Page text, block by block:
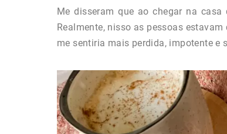
Me disseram que ao chegar na
Realmente, nisso as pessoas
me sentiria mais perdida, impotente e